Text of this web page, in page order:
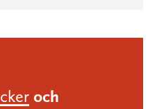
och